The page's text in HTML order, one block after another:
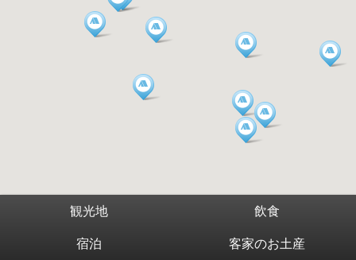
観光地 飲食
宿泊 客家のお土産